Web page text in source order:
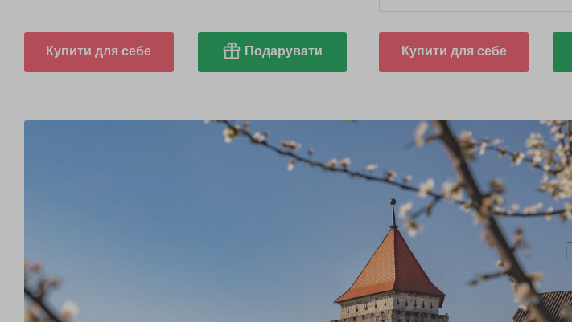
Купити для себе Подарувати Купити для себе